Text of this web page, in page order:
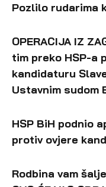
Pozlilo rudarima
OPERACIJA IZ
tim preko HSP-a
kandidaturu
Ustavnim sudom
HSP BiH podnio
protiv ovjere
Rodbina vam